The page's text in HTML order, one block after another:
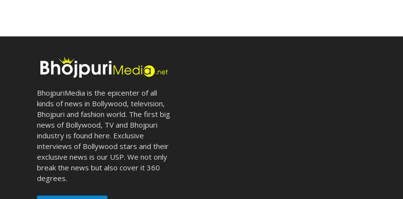
BhojpuriMedia is the epicenter of all
kinds of news in Bollywood, television,
Bhojpuri and fashion world. The first big
news of Bollywood, TV and Bhojpuri
industry is found here. Exclusive
interviews of Bollywood stars and their
exclusive news is our USP. We not only
break the news but also cover it 360
degrees.